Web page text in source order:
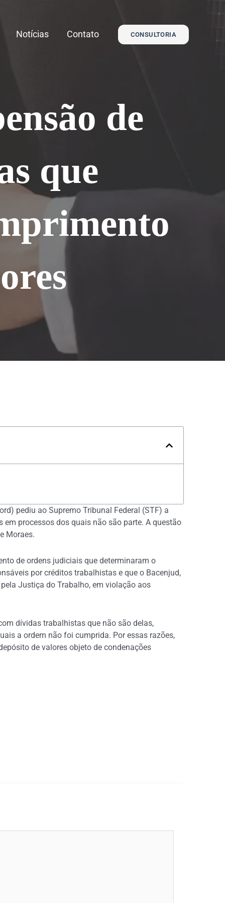
Notícias Contato CONSULTORIA
de
que
pediu ao Supremo Tribunal Federal (STF) a
processos dos quais não são parte. A questão
Moraes.
de ordens judiciais que determinaram o
por créditos trabalhistas e que o Bacenjud,
Justiça do Trabalho, em violação aos
dívidas trabalhistas que não são delas,
a ordem não foi cumprida. Por essas razões,
de valores objeto de condenações